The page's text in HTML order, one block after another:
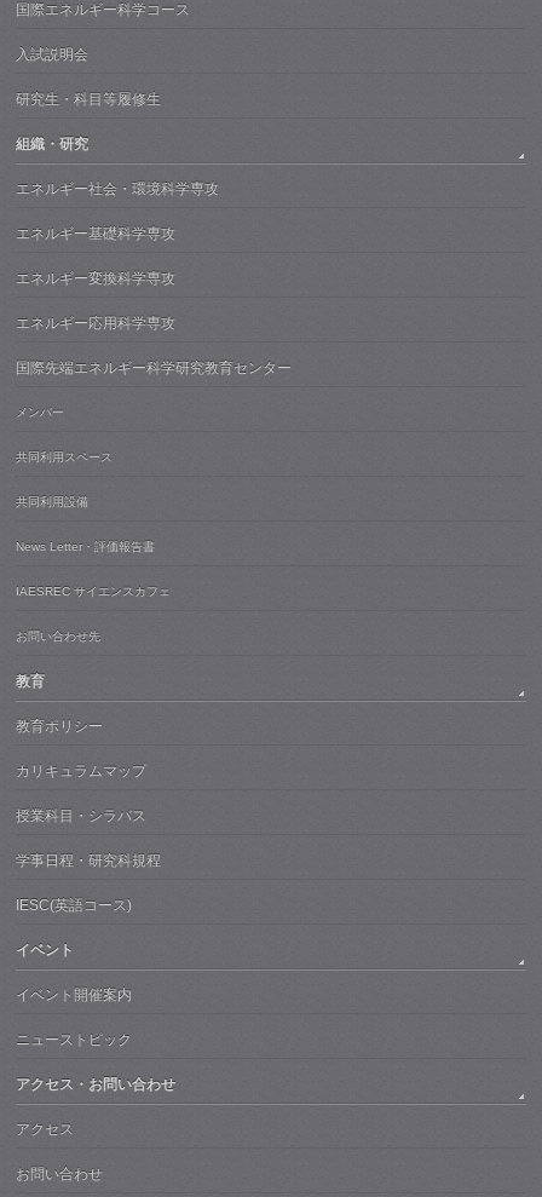
国際エネルギー科学コース
入試説明会
研究生・科目等履修生
組織・研究
エネルギー社会・環境科学専攻
エネルギー基礎科学専攻
エネルギー変換科学専攻
エネルギー応用科学専攻
国際先端エネルギー科学研究教育センター
メンバー
共同利用スペース
共同利用設備
News Letter・評価報告書
IAESREC サイエンスカフェ
お問い合わせ先
教育
教育ポリシー
カリキュラムマップ
授業科目・シラバス
学事日程・研究科規程
IESC(英語コース)
イベント
イベント開催案内
ニューストピック
アクセス・お問い合わせ
アクセス
お問い合わせ